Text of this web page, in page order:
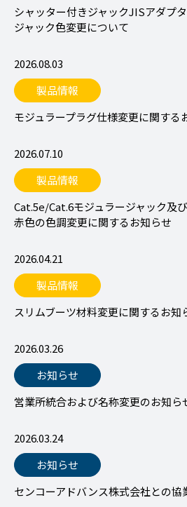
シャッター付きジャックJISアダプ
ジャック色変更について
2026.08.03
製品情報
モジュラープラグ仕様変更に関する
2026.07.10
製品情報
Cat.5e/Cat.6モジュラージャック及
赤色の色調変更に関するお知らせ
2026.04.21
製品情報
スリムブーツ材料変更に関するお知
2026.03.26
お知らせ
営業所統合および名称変更のお知ら
2026.03.24
お知らせ
センコーアドバンス株式会社との協